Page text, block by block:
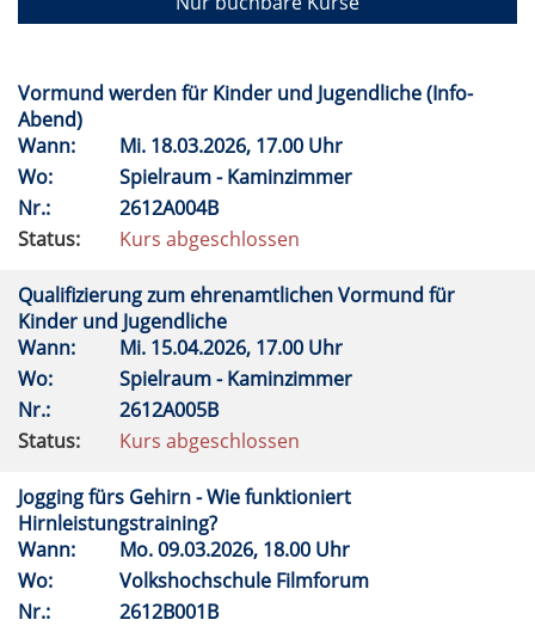
Vormund werden für Kinder und Jugendliche (Info-
Abend)
Wann:
Mi. 18.03.2026, 17.00 Uhr
Wo:
Spielraum - Kaminzimmer
Nr.:
2612A004B
Status:
Kurs abgeschlossen
Qualifizierung zum ehrenamtlichen Vormund für
Kinder und Jugendliche
Wann:
Mi. 15.04.2026, 17.00 Uhr
Wo:
Spielraum - Kaminzimmer
Nr.:
2612A005B
Status:
Kurs abgeschlossen
Jogging fürs Gehirn - Wie funktioniert
Hirnleistungstraining?
Wann:
Mo.09.03.2026, 18.00 Uhr
Wo:
Volkshochschule Filmforum
Nr.:
2612B001B